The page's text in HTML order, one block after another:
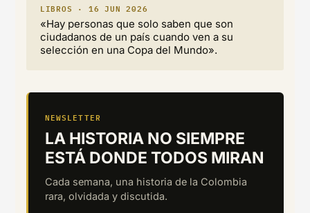
LIBROS · 16 JUN 2026
«Hay personas que solo saben que son
ciudadanos de un país cuando ven a su
selección en una Copa del Mundo».
NEWSLETTER
LA HISTORIA NO SIEMPRE
ESTÁ DONDE TODOS MIRAN
Cada semana, una historia de la Colombia
rara, olvidada y discutida.